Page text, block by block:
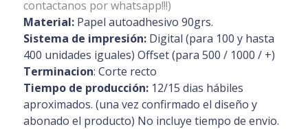
contactanos por whatsapp!!!)
Material:Papel autoadhesivo 90grs.
Sistema de impresión: Digital (para 100 y hasta
400 unidades iguales) Offset (para 500 / 1000 / +)
Terminacion: Corte recto
Tiempo de producción:12/15 dias hábiles
aproximados. (una vez confirmado el diseño y
abonado el producto) No incluye tiempo de envio.